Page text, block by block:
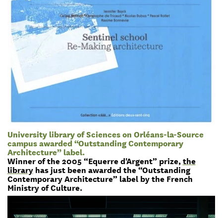
University library of Sciences on Orléans-la-Source
campus awarded “Outstanding Contemporary
Architecture” label.
Winner of the 2005 “Equerre d'Argent” prize,the
libraryhas just been awarded the “Outstanding
Contemporary Architecture” label by the French
Ministry of Culture.